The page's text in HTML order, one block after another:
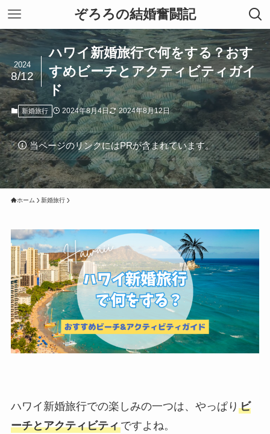
ぞろろの結婚奮闘記
ハワイ新婚旅行で何をする？おす
すめビーチとアクティビティガイ
ド
2024
8/12
新婚旅行 2024年8月4日 2024年8月12日
当ページのリンクにはPRが含まれています。
ホーム 新婚旅行
ハワイ新婚旅行での楽しみの一つは、やっぱり ビ
ーチとアクティビティですよね。